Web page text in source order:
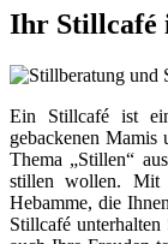
Ihr Stillcafé
Ein Stillcafé ist
gebackenen Mamis
Thema „Stillen“
stillen wollen. Mit
Hebamme, die
Stillcafé